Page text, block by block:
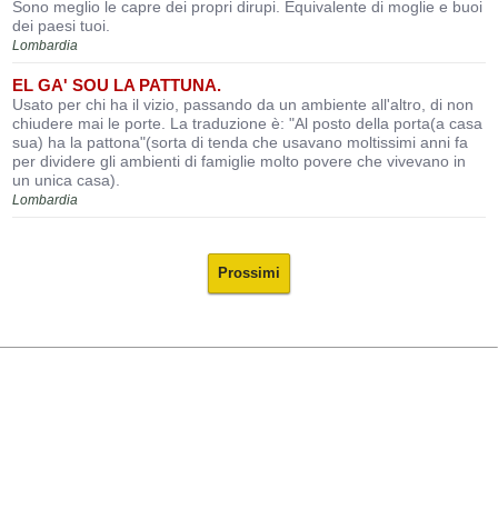
Sono meglio le capre dei propri dirupi. Equivalente di moglie e buoi
dei paesi tuoi.
Lombardia
EL GA' SOU LA PATTUNA.
Usato per chi ha il vizio, passando da un ambiente all'altro, di non
chiudere mai le porte. La traduzione è: "Al posto della porta(a casa
sua) ha la pattona"(sorta di tenda che usavano moltissimi anni fa
per dividere gli ambienti di famiglie molto povere che vivevano in
un unica casa).
Lombardia
Prossimi